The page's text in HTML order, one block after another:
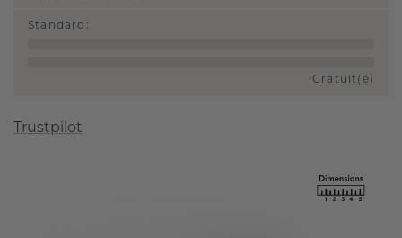
Standard :
Gratuit(e)
Trustpilot